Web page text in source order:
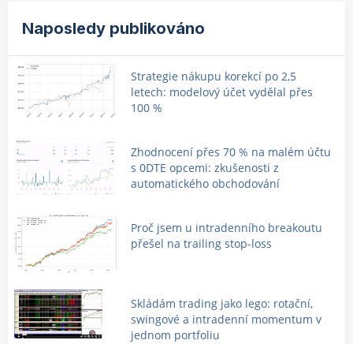
Naposledy publikováno
Strategie nákupu korekcí po 2,5
letech: modelový účet vydělal přes
100 %
Zhodnocení přes 70 % na malém účtu
s 0DTE opcemi: zkušenosti z
automatického obchodování
Proč jsem u intradenního breakoutu
přešel na trailing stop-loss
Skládám trading jako lego: rotační,
swingové a intradenní momentum v
jednom portfoliu